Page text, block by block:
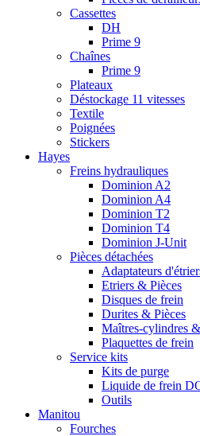
Cassettes
DH
Prime 9
Chaînes
Prime 9
Plateaux
Déstockage 11 vitesses
Textile
Poignées
Stickers
Hayes
Freins hydrauliques
Dominion A2
Dominion A4
Dominion T2
Dominion T4
Dominion J-Unit
Pièces détachées
Adaptateurs
Etriers & Pièces
Disques de frein
Durites & Pièces
Maîtres-cylindres
Plaquettes de frein
Service kits
Kits de purge
Liquide de frein
Outils
Manitou
Fourches